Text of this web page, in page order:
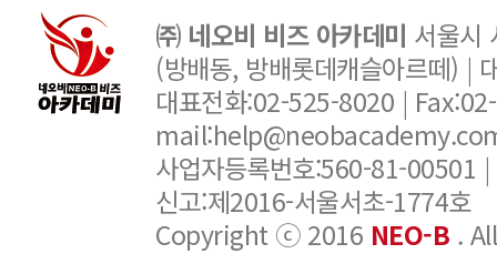
㈜ 네오비 비즈 아카데미 서울시
(방배동, 방배롯데캐슬아르떼) |
대표전화:02-525-8020 |
사업자등록번호:560-81-00501
신고:제2016-서울서초-1774호
Copyright ⓒ 2016 NEO-B .